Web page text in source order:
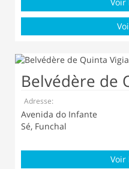
Belvédère de
Adresse:
Avenida do Infante
Sé, Funchal
Voir